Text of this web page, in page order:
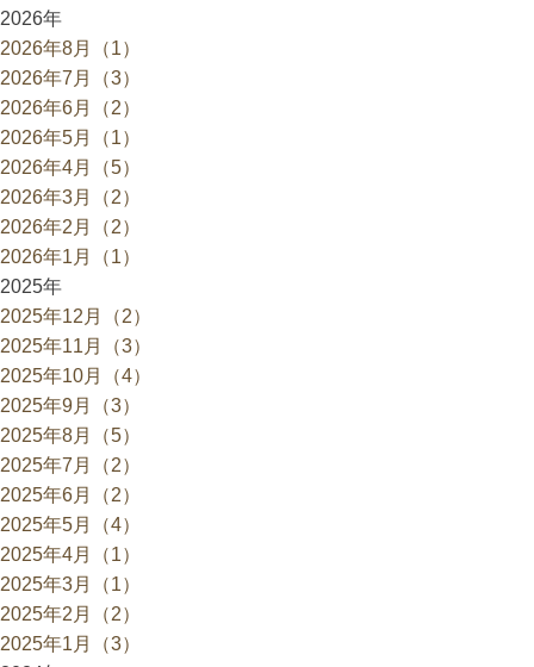
2026年
2026年8月（1）
2026年7月（3）
2026年6月（2）
2026年5月（1）
2026年4月（5）
2026年3月（2）
2026年2月（2）
2026年1月（1）
2025年
2025年12月（2）
2025年11月（3）
2025年10月（4）
2025年9月（3）
2025年8月（5）
2025年7月（2）
2025年6月（2）
2025年5月（4）
2025年4月（1）
2025年3月（1）
2025年2月（2）
2025年1月（3）